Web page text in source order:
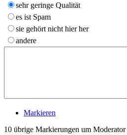
sehr geringe Qualität
es ist Spam
sie gehört nicht hier her
andere
Markieren
10 übrige Markierungen um